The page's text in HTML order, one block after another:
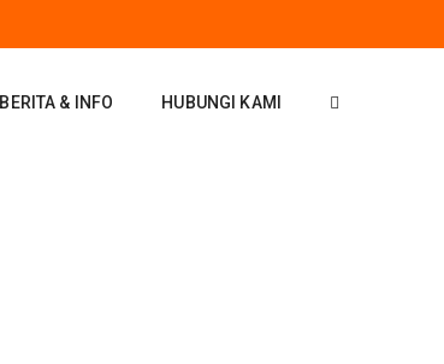
BERITA & INFO HUBUNGI KAMI